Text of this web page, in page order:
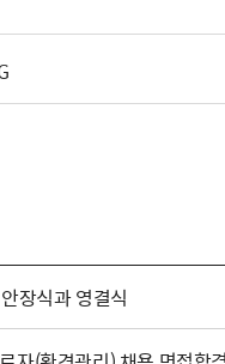
장식과 영결식